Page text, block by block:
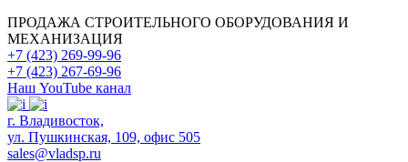
ПРОДАЖА СТРОИТЕЛЬНОГО ОБОРУДОВАНИЯ И
МЕХАНИЗАЦИЯ
+7 (423) 269-99-96
+7 (423) 267-69-96
Наш YouTube канал
​г. Владивосток,
ул. Пушкинская, 109, офис 505
sales@vladsp.ru